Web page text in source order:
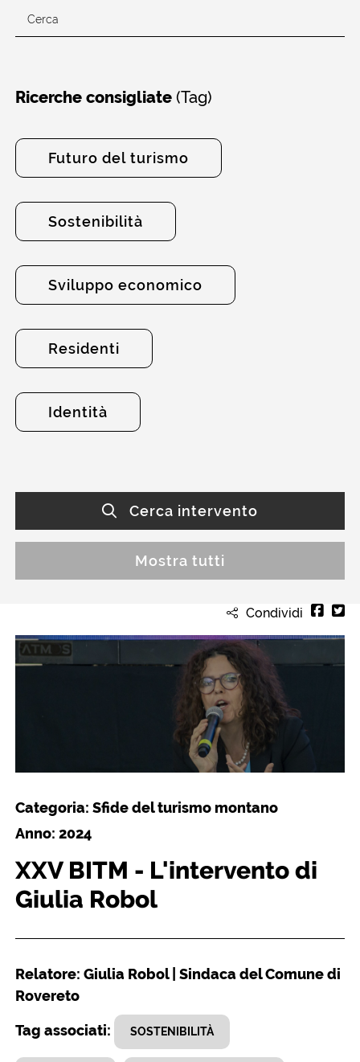
Ricerche consigliate(Tag)
Futuro del turismo
Sostenibilità
Sviluppo economico
Residenti
Identità
Cerca intervento
Mostra tutti
Condividi
Categoria: Sfide del turismo montano
Anno: 2024
XXV BITM - L'intervento di
Giulia Robol
Relatore: Giulia Robol | Sindaca del Comune di
Rovereto
Tag associati: SOSTENIBILITÀ